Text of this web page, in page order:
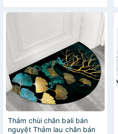
Thảm chùi chân bali bán
nguyệt Thảm lau chân bán